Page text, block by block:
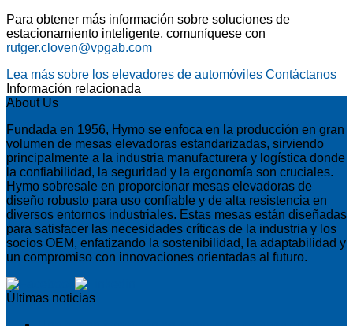
Para obtener más información sobre soluciones de
estacionamiento inteligente, comuníquese con
rutger.cloven@vpgab.com
Lea más sobre los elevadores de automóviles Contáctanos
Información relacionada
About Us
Fundada en 1956, Hymo se enfoca en la producción en gran
volumen de mesas elevadoras estandarizadas, sirviendo
principalmente a la industria manufacturera y logística donde
la confiabilidad, la seguridad y la ergonomía son cruciales.
Hymo sobresale en proporcionar mesas elevadoras de
diseño robusto para uso confiable y de alta resistencia en
diversos entornos industriales. Estas mesas están diseñadas
para satisfacer las necesidades críticas de la industria y los
socios OEM, enfatizando la sostenibilidad, la adaptabilidad y
un compromiso con innovaciones orientadas al futuro.
Últimas noticias